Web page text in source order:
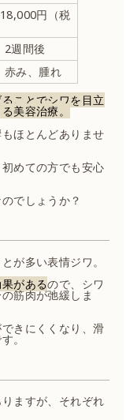
円（税
2週間後
赤み、腫れ
ことでシワを目立
美容治療。
ほとんどありませ
めての方でも安心
でしょうか？
が多い表情ジワ。
があるので、シワ
筋肉が弛緩しま
きにくくなり、滑
。
ますが、それぞれ